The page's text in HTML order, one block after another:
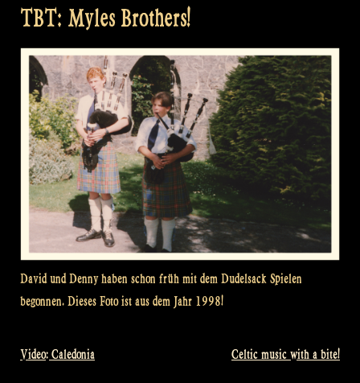
TBT: Myles Brothers!
David und Denny haben schon früh mit dem Dudelsack Spielen
begonnen. Dieses Foto ist aus dem Jahr 1998!
Beitragsnavigation
Video: Caledonia Celtic music with a bite!